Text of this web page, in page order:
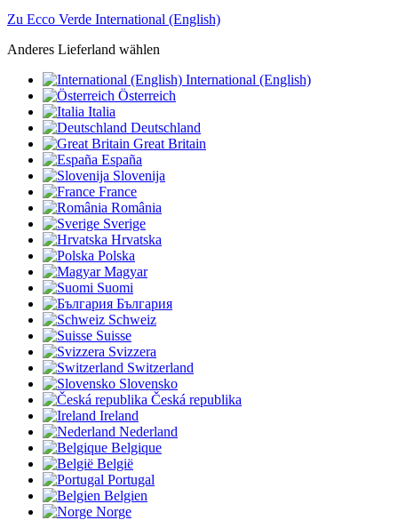
Zu Ecco Verde International (English)
Anderes Lieferland wählen
International (English)
Österreich
Italia
Deutschland
Great Britain
España
Slovenija
France
România
Sverige
Hrvatska
Polska
Magyar
Suomi
България
Schweiz
Suisse
Svizzera
Switzerland
Slovensko
Česká republika
Ireland
Nederland
Belgique
België
Portugal
Belgien
Norge